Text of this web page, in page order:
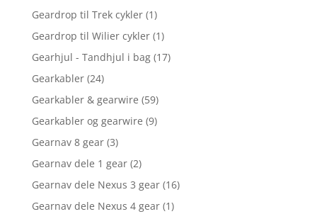
Geardrop til Trek cykler (1)
Geardrop til Wilier cykler (1)
Gearhjul - Tandhjul i bag (17)
Gearkabler (24)
Gearkabler & gearwire (59)
Gearkabler og gearwire (9)
Gearnav 8 gear (3)
Gearnav dele 1 gear (2)
Gearnav dele Nexus 3 gear (16)
Gearnav dele Nexus 4 gear (1)